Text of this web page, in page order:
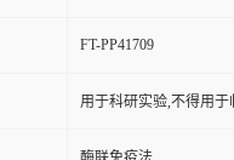
FT-PP41709
用于科研实验,不得用于